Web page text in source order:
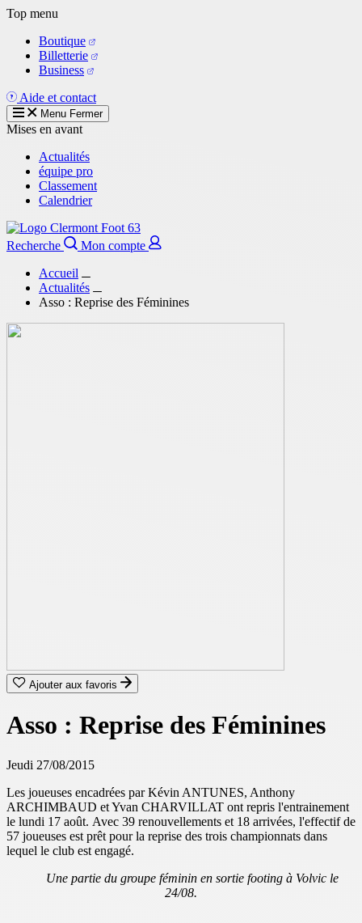
Aller
contenu
principal
Top menu
Boutique
Billetterie
Business
Aide et contact
Menu Fermer
Mises en avant
Actualités
équipe pro
Classement
Calendrier
Recherche
Mon compte
Accueil
Actualités
Asso : Reprise des Féminines
Ajouter aux favoris
Asso : Reprise des Féminines
Jeudi 27/08/2015
Les joueuses encadrées par Kévin ANTUNES, Anthony
ARCHIMBAUD et Yvan CHARVILLAT ont repris l'entrainement
le lundi 17 août. Avec 39 renouvellements et 18 arrivées, l'effectif de
57 joueuses est prêt pour la reprise des trois championnats dans
lequel le club est engagé.
Une partie du groupe féminin en sortie footing à Volvic le
24/08.